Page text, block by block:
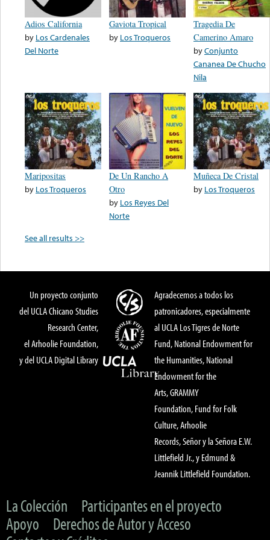
Adios California
by Los Cardenales
Del Norte
Gaviota Tropical
by Los Troqueros
Tragedia De
Camerino Amaro
byConjunto
Cananea De Chucho
Nila
Maripositas
by Los Troqueros
De Un Rancho A
Otro
by Los Reyes Del
Norte
Muñeca De Cristal
by Los Troqueros
See all results >>
Un proyecto conjunto
del UCLA Chicano Studies
Research Center,
el Arhoolie Foundation,
y del UCLA Digital Library
Agradecemos a todos los
patronicadores, especialmente
al UCLA Los Tigres de Norte
Fund, National Endowment for
the Humanities, National
Endowment for the
Arts, GRAMMY
Foundation, Fund for Folk
Culture, Arhoolie
Records, Señor y la Señora E.W.
Littlefield Jr., y Edmund &
Jeannik Littlefield Foundation.
La Colección
Participantes en el proyecto
Apoyo
Derechos de Autor y Acceso